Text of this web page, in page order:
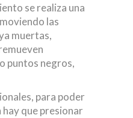
se realiza una
las
muertas,
puntos negros,
para poder
que presionar